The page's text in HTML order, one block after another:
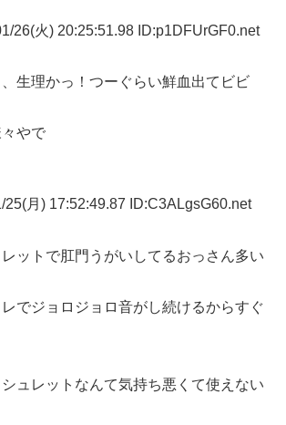
26(火) 20:25:51.98 ID:p1DFUrGF0.net
生理かっ！つーぐらい鮮血出てビビ
やで
25(月) 17:52:49.87 ID:C3ALgsG60.net
ットで肛門うがいしてるおっさん多い
でジョロジョロ音がし続けるからすぐ
ュレットなんて気持ち悪くて使えない